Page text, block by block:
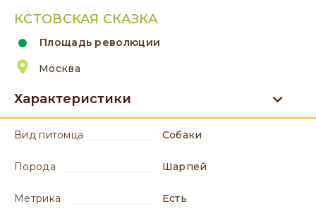
КСТОВСКАЯ СКАЗКА
Площадь революции
Москва
Характеристики
вид питомца Собаки
порода Шарпей
метрика есть